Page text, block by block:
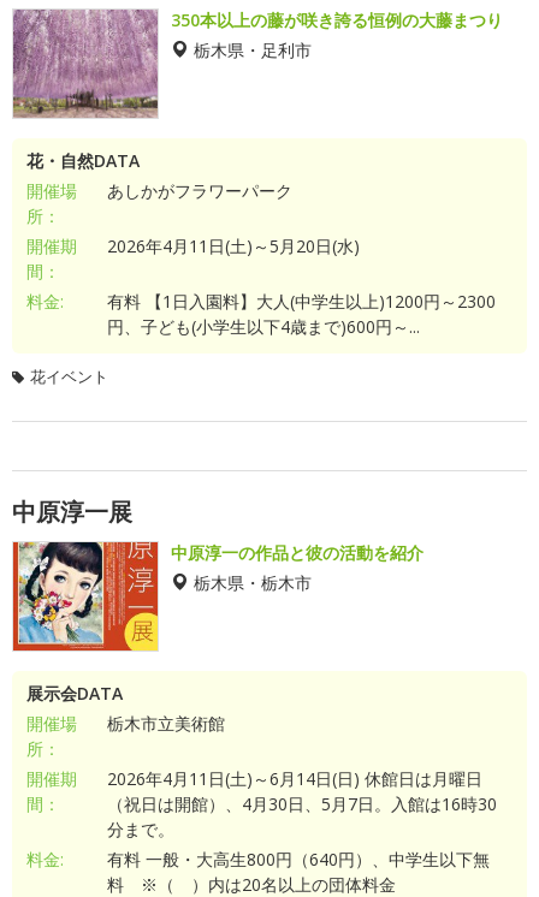
350本以上の藤が咲き誇る恒例の大藤まつり
栃木県・足利市
花・自然DATA
開催場
所：
あしかがフラワーパーク
開催期
間：
2026年4月11日(土)～5月20日(水)
料金:
有料 【1日入園料】大人(中学生以上)1200円～2300
円、子ども(小学生以下4歳まで)600円～...
花イベント
中原淳一展
中原淳一の作品と彼の活動を紹介
栃木県・栃木市
展示会DATA
開催場
所：
栃木市立美術館
開催期
間：
2026年4月11日(土)～6月14日(日) 休館日は月曜日
（祝日は開館）、4月30日、5月7日。入館は16時30
分まで。
料金:
有料 一般・大高生800円（640円）、中学生以下無
料 ※（ ）内は20名以上の団体料金